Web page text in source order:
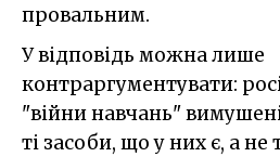
провальним.
У відповідь можна лише
контраргументувати:
"війни навчань"
ті засоби, що у них є, а не